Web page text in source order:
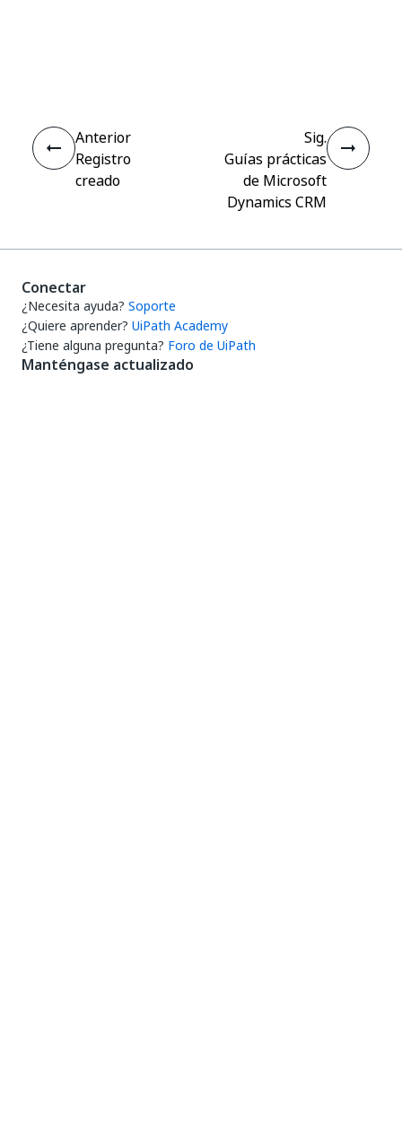
Anterior
Registro
creado
Sig.
Guías prácticas
de Microsoft
Dynamics CRM
Conectar
¿Necesita ayuda? Soporte
¿Quiere aprender? UiPath Academy
¿Tiene alguna pregunta? Foro de UiPath
Manténgase actualizado